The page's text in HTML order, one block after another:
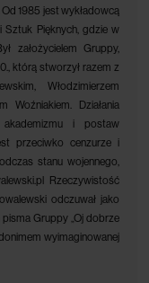
1985 jest wykładowcą
Sztuk Pięknych, gdzie w
założycielem Gruppy,
którą stworzył razem z
Włodzimierzem
Woźniakiem. Działania
i postaw
przeciwko cenzurze i
stanu wojennego,
Rzeczywistość
odczuwał jako
Gruppy „Oj dobrze
wyimaginowanej